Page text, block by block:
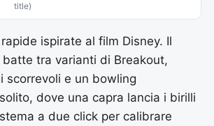
title)
ispirate al film Disney. Il
tra varianti di Breakout,
scorrevoli e un bowling
dove una capra lancia i birilli
a due click per calibrare